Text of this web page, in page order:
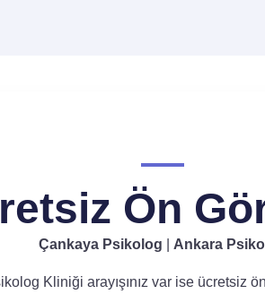
Ön
Çankaya Psikolog Ankara
Kliniği arayışınız var ise ücretsiz